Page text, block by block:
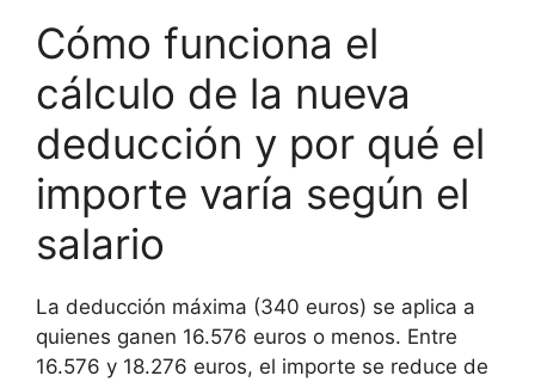
Cómo funciona el
cálculo de la nueva
deducción y por qué el
importe varía según el
salario
La deducción máxima (340 euros) se aplica a
quienes ganen 16.576 euros o menos. Entre
16.576 y 18.276 euros, el importe se reduce de